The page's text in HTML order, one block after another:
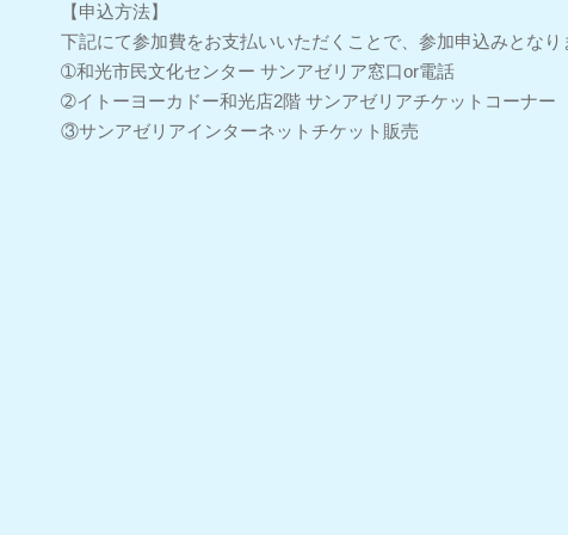
【申込方法】
下記にて参加費をお支払いいただくことで、参加申込みとなり
➀和光市民文化センター サンアゼリア窓口or電話
➁イトーヨーカドー和光店2階 サンアゼリアチケットコーナー
③サンアゼリアインターネットチケット販売